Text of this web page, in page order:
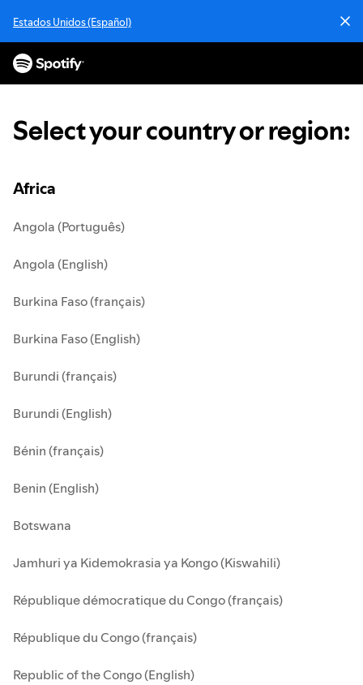
i
Estados Unidos (Español)
Select your country or region:
Africa
Angola (Português)
Angola (English)
Burkina Faso (français)
Burkina Faso (English)
Burundi (français)
Burundi (English)
Bénin (français)
Benin (English)
Botswana
Jamhuri ya Kidemokrasia ya Kongo (Kiswahili)
République démocratique du Congo (français)
République du Congo (français)
Republic of the Congo (English)